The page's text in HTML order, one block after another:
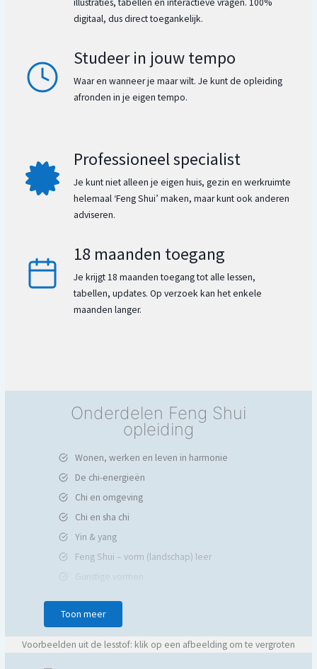
digitaal, dus direct toegankelijk.
Studeer in jouw tempo
Waar en wanneer je maar wilt. Je kunt de opleiding
afronden in je eigen tempo.
Professioneel specialist
Je kunt niet alleen je eigen huis, gezin en werkruimte
helemaal ‘Feng Shui’ maken, maar kunt ook anderen
adviseren.
18 maanden toegang
Je krijgt 18 maanden toegang tot alle lessen,
tabellen, updates. Op verzoek kan het enkele
maanden langer.
Onderdelen Feng Shui
opleiding
Wonen, werken en leven in harmonie
De chi-energieën
Chi en omgeving
Chi en sha chi
Yin & yang
Feng Shui – vorm (landschap) leer
Gunstige vormen
Richtingen van je huis
Vijf elementen
Wisselwerking elementen
Toon meer
Voorbeelden uit de lesstof: klik op een afbeelding om te vergroten